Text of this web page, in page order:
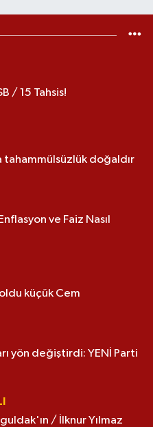
/ 15 Tahsis!
tahammülsüzlük doğaldır
ve Faiz Nasıl
küçük Cem
yön değiştirdi: YENİ Parti
/ İlknur Yılmaz